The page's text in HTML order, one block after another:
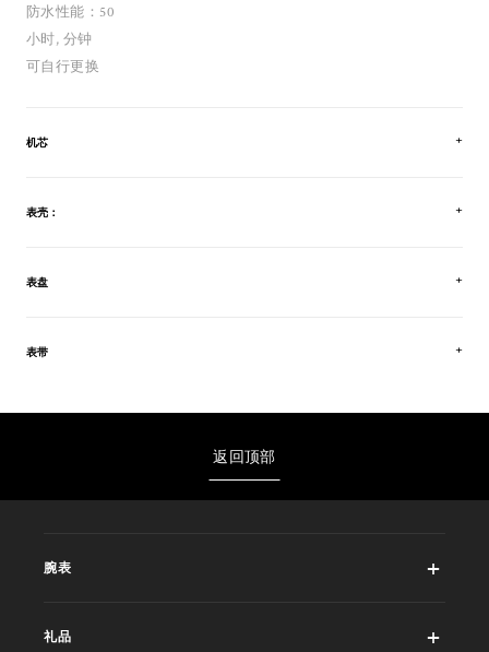
防水性能：50
小时, 分钟
可自行更换
机芯
表壳：
表盘
表带
返回顶部
腕表
礼品